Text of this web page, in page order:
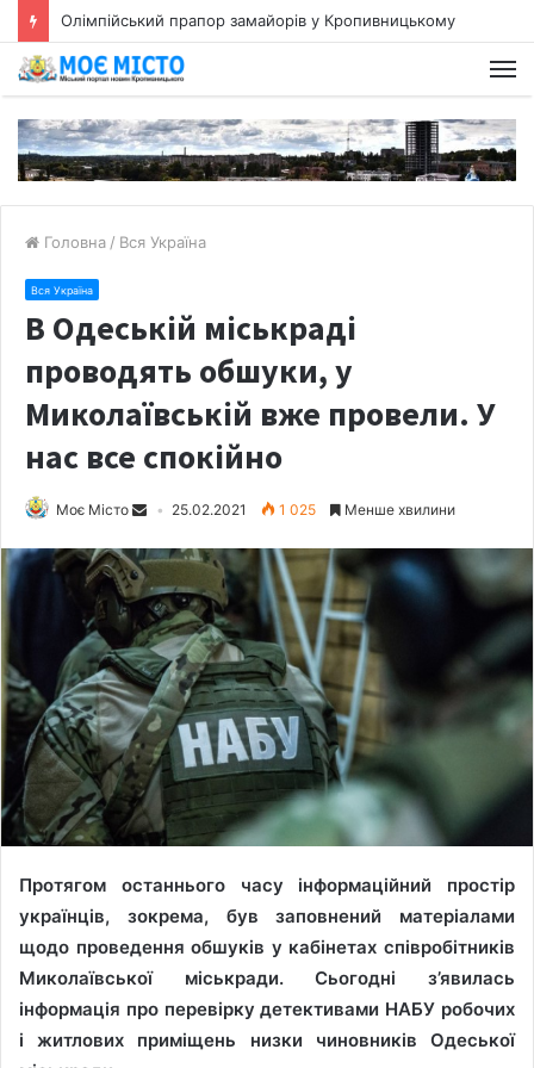
Олімпійський прапор замайорів у Кропивницькому
Головна / Вся Україна
Вся Україна
В Одеській міськраді
проводять обшуки, у
Миколаївській вже провели. У
нас все спокійно
Моє Місто 25.02.2021 1 025 Менше хвилини
Протягом останнього часу інформаційний простір
українців, зокрема, був заповнений матеріалами
щодо проведення обшуків у кабінетах співробітників
Миколаївської міськради. Сьогодні з’явилась
інформація про перевірку детективами НАБУ робочих
і житлових приміщень низки чиновників Одеської